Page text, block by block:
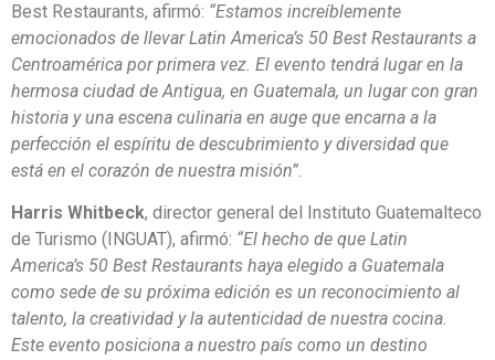
Best Restaurants, afirmó: “Estamos increíblemente
emocionados de llevar Latin America’s 50 Best Restaurants a
Centroamérica por primera vez. El evento tendrá lugar en la
hermosa ciudad de Antigua, en Guatemala, un lugar con gran
historia y una escena culinaria en auge que encarna a la
perfección el espíritu de descubrimiento y diversidad que
está en el corazón de nuestra misión”.
Harris Whitbeck, director general del Instituto Guatemalteco
de Turismo (INGUAT), afirmó: “El hecho de que Latin
America’s 50 Best Restaurants haya elegido a Guatemala
como sede de su próxima edición es un reconocimiento al
talento, la creatividad y la autenticidad de nuestra cocina.
Este evento posiciona a nuestro país como un destino